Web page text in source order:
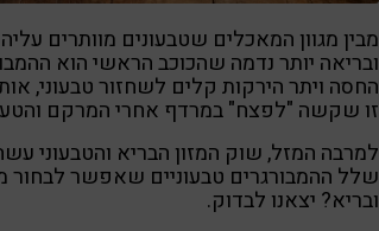
מבין מגוון המאכלים שטבעונים מוותרים
ובריאה יותר נדמה שהכוכב הראשי הוא
החסה ויתר הירקות קלים לשחזור טבעוני,
זו שקשה "לפצח" במרדף אחרי המרקם
למרבה המזל, שוק המזון הבריא והטבעוני
שלל ההמבורגרים טבעוניים שאפשר לבחור
ובריא? יצאנו לבדוק.